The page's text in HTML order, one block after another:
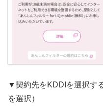
▼契約先をKDDIを選択す
を選択）